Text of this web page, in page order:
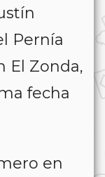
Pernía
El Zonda,
fecha
en